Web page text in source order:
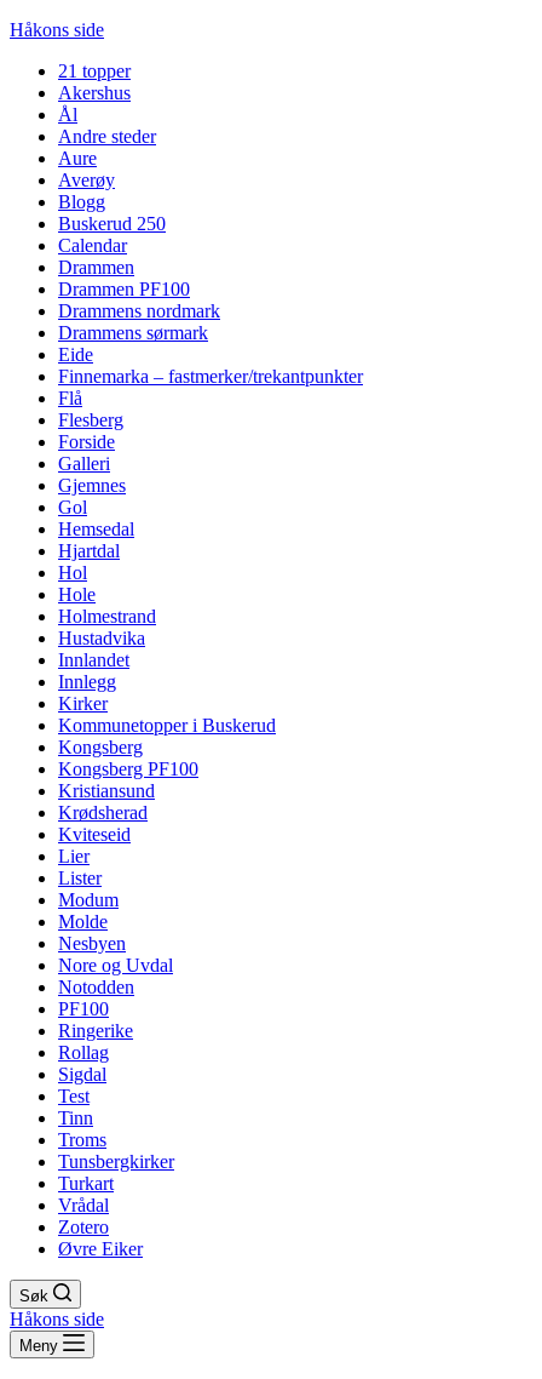
Håkons side
21 topper
Akershus
Ål
Andre steder
Aure
Averøy
Blogg
Buskerud 250
Calendar
Drammen
Drammen PF100
Drammens nordmark
Drammens sørmark
Eide
Finnemarka – fastmerker/trekantpunkter
Flå
Flesberg
Forside
Galleri
Gjemnes
Gol
Hemsedal
Hjartdal
Hol
Hole
Holmestrand
Hustadvika
Innlandet
Innlegg
Kirker
Kommunetopper i Buskerud
Kongsberg
Kongsberg PF100
Kristiansund
Krødsherad
Kviteseid
Lier
Lister
Modum
Molde
Nesbyen
Nore og Uvdal
Notodden
PF100
Ringerike
Rollag
Sigdal
Test
Tinn
Troms
Tunsbergkirker
Turkart
Vrådal
Zotero
Øvre Eiker
Søk
Håkons side
Meny